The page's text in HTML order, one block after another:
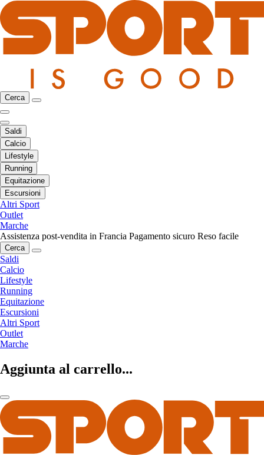
Cerca
Saldi
Calcio
Lifestyle
Running
Equitazione
Escursioni
Altri Sport
Outlet
Marche
Assistenza post-vendita in Francia Pagamento sicuro Reso facile
Cerca
Saldi
Calcio
Lifestyle
Running
Equitazione
Escursioni
Altri Sport
Outlet
Marche
Aggiunta al carrello...